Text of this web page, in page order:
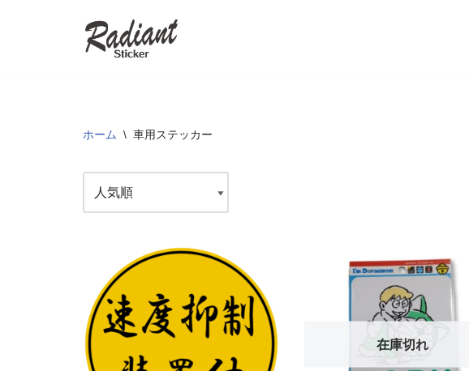
ホーム \ 車用ステッカー
在庫切れ